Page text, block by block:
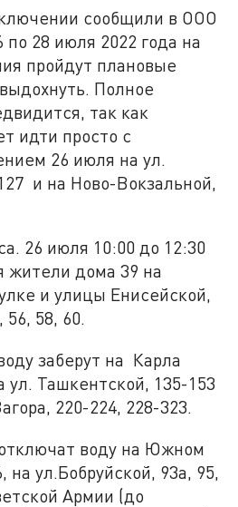
сообщили в ООО
28 июля 2022 года на
пройдут плановые
Полное
так как
идти просто с
26 июля на ул.
и на Ново-Вокзальной,
26 июля 10:00 до 12:30
жители дома 39 на
и улицы Енисейской,
56, 58, 60.
заберут на Карла
ул. Ташкентской, 135-153
220-224, 228-323.
воду на Южном
на ул.Бобруйской, 93а, 95,
Армии (до